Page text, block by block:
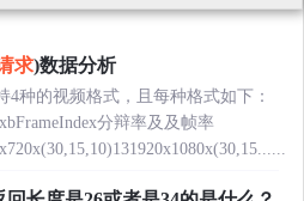
求)数据分析
种的视频格式，且每种格式如下：
分辩率及及帧率